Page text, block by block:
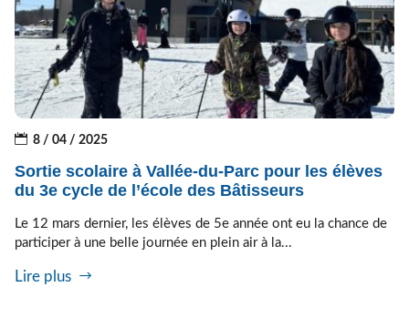
8 / 04 / 2025
Sortie scolaire à Vallée-du-Parc pour les élèves
du 3e cycle de l’école des Bâtisseurs
Le 12 mars dernier, les élèves de 5e année ont eu la chance de
participer à une belle journée en plein air à la...
Lire plus